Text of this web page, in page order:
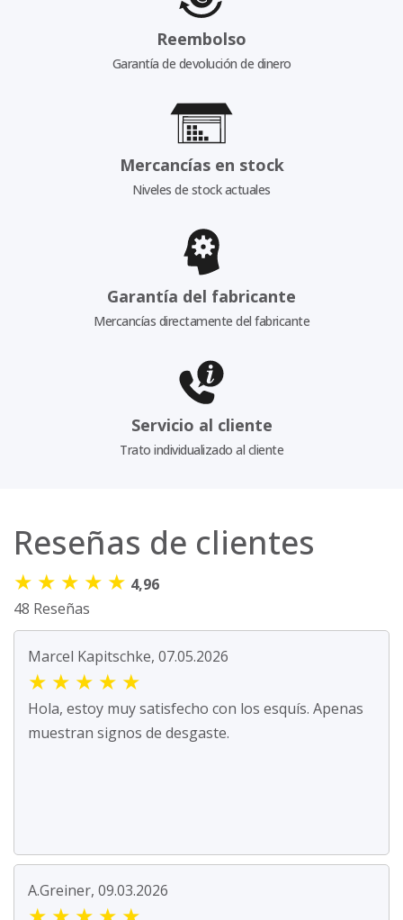
Reembolso
Garantía de devolución de dinero
Mercancías en stock
Niveles de stock actuales
Garantía del fabricante
Mercancías directamente del fabricante
Servicio al cliente
Trato individualizado al cliente
Reseñas de clientes
★ ★ ★ ★ ★ 4,96
48 Reseñas
Marcel Kapitschke, 07.05.2026
★ ★ ★ ★ ★
Hola, estoy muy satisfecho con los esquís. Apenas
muestran signos de desgaste.
A.Greiner, 09.03.2026